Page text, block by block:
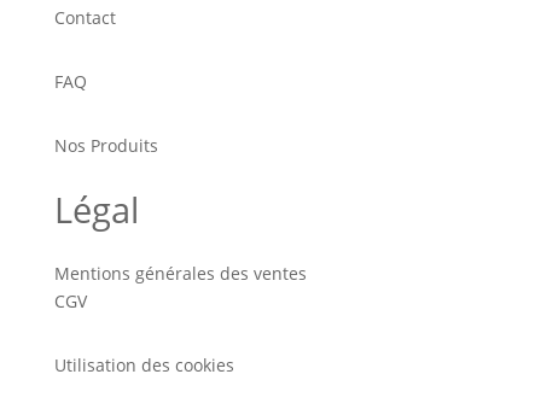
Contact
FAQ
Nos Produits
Légal
Mentions générales des ventes
CGV
Utilisation des cookies